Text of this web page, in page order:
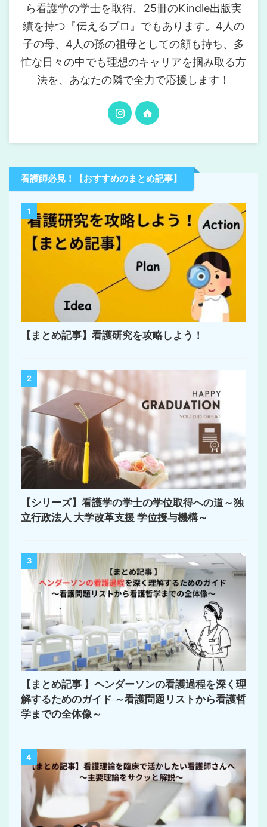
ら看護学の学士を取得。25冊のKindle出版実
績を持つ『伝えるプロ』でもあります。4人の
子の母、4人の孫の祖母としての顔も持ち、多
忙な日々の中でも理想のキャリアを掴み取る方
法を、あなたの隣で全力で応援します！
看護師必見！【おすすめのまとめ記事】
1
【まとめ記事】看護研究を攻略しよう！
2
【シリーズ】看護学の学士の学位取得への道～独
立行政法人 大学改革支援 学位授与機構～
3
【まとめ記事 】ヘンダーソンの看護過程を深く理
解するためのガイド ～看護問題リストから看護哲
学までの全体像～
4